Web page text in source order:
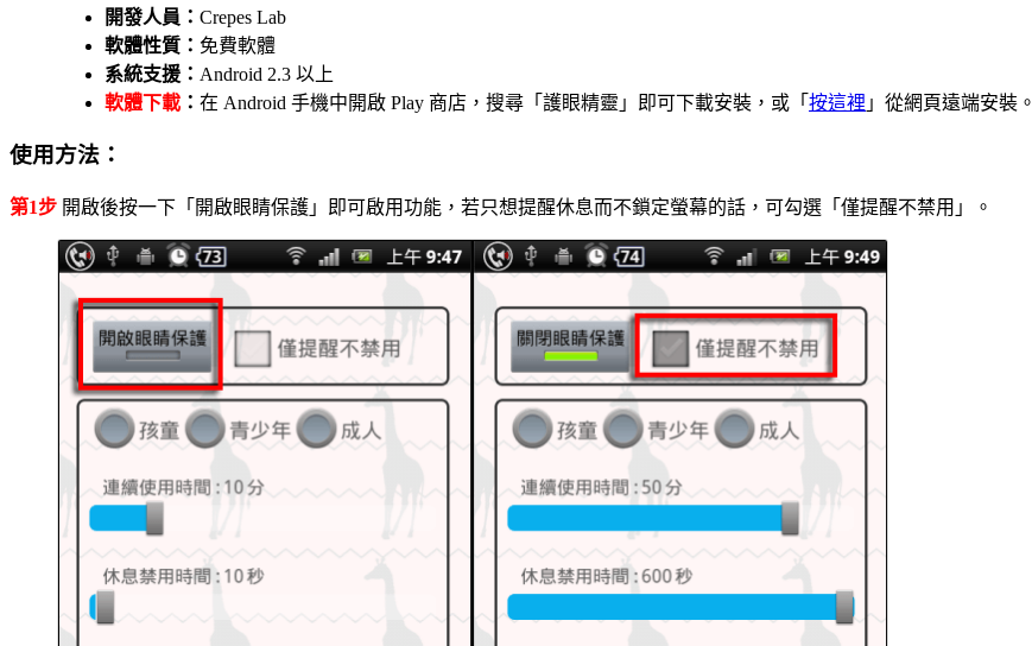
開發人員： Crepes Lab
軟體性質： 免費軟體
系統支援： Android 2.3 以上
軟體下載 ： 在 Android 手機中開啟 Play 商店，搜尋「護眼精靈」即可下載安裝，或「 按這裡 」從網頁遠端安裝。
使用方法：
第1步 開啟後按一下「開啟眼睛保護」即可啟用功能，若只想提醒休息而不鎖定螢幕的話，可勾選「僅提醒不禁用」。